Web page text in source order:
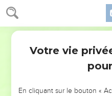
1 Rois 11
38 Si tu écoutes tout ce que
que je t’indiquerai, si tu agis
comme le faisait mon
et je te promets que tes
toujours, comme ceux de
d’Israël
Votre vie
En cliquant sur le bouton «